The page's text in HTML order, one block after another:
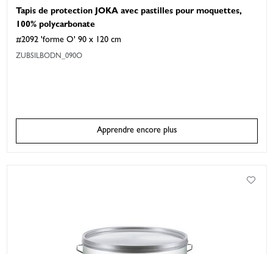
Tapis de protection JOKA avec pastilles pour moquettes,
100% polycarbonate
#2092 'forme O' 90 x 120 cm
ZUBSILBODN_090O
Apprendre encore plus